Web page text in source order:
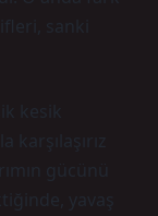
sanki
kesik
karşılaşırız
gücünü
yavaş